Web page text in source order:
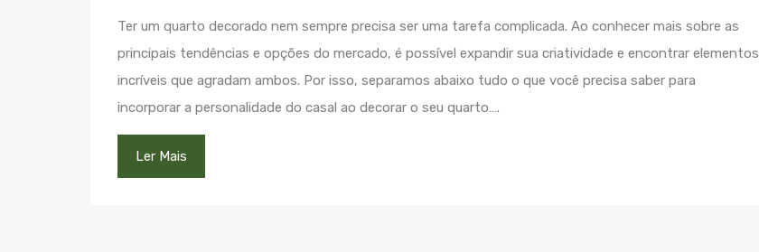
Ter um quarto decorado nem sempre precisa ser uma tarefa complicada. Ao conhecer mais sobre as
principais tendências e opções do mercado, é possível expandir sua criatividade e encontrar elementos
incríveis que agradam ambos. Por isso, separamos abaixo tudo o que você precisa saber para
incorporar a personalidade do casal ao decorar o seu quarto….
Ler Mais